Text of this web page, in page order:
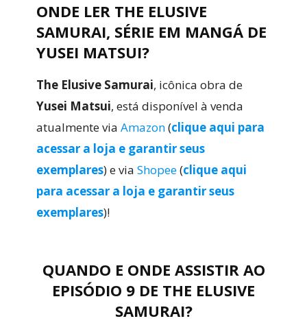
ONDE LER THE ELUSIVE
SAMURAI, SÉRIE EM MANGÁ DE
YUSEI MATSUI?
The Elusive Samurai, icônica obra de
Yusei Matsui, está disponível à venda
atualmente via Amazon(clique aqui para
acessar a loja e garantir seus
exemplares) e via Shopee(clique aqui
para acessar a loja e garantir seus
exemplares)!
QUANDO E ONDE ASSISTIR AO
EPISÓDIO 9 DE THE ELUSIVE
SAMURAI?